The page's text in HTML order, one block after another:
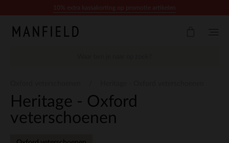
Heritage - Oxford
veterschoenen